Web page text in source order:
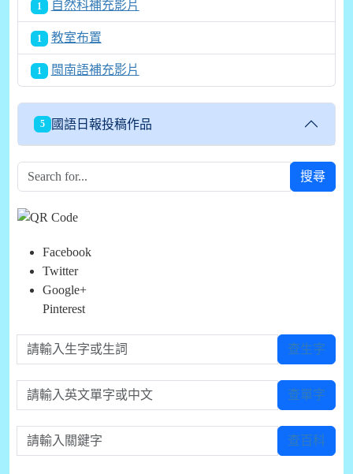
1 自然科補充影片
1 教室布置
1 閩南語補充影片
5 國語日報投稿作品
搜尋
Facebook
Twitter
Google+
Pinterest
請輸入生字或生詞 查生字
請輸入英文單字或中文 查單字
請輸入關鍵字 查百科